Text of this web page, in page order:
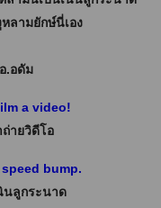
ลามยักษ์นี่เอง
.อดัม
a video!
ายวิดีโอ
bump.
นลูกระนาด